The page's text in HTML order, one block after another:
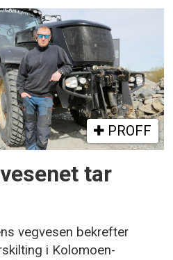
PROFF
tar
vegvesen bekrefter
i Kolomoen-